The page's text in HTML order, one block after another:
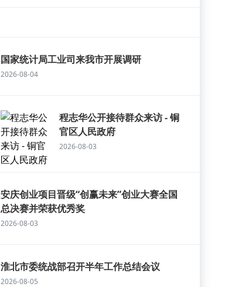
国家统计局工业司来我市开展调研
2026-08-04
程志华公开接待群众来访 - 铜
官区人民政府
2026-08-03
安庆创业项目晋级“创赢未来”创业大赛全国
总决赛并荣获优秀奖
2026-08-03
淮北市委统战部召开半年工作总结会议
2026-08-05